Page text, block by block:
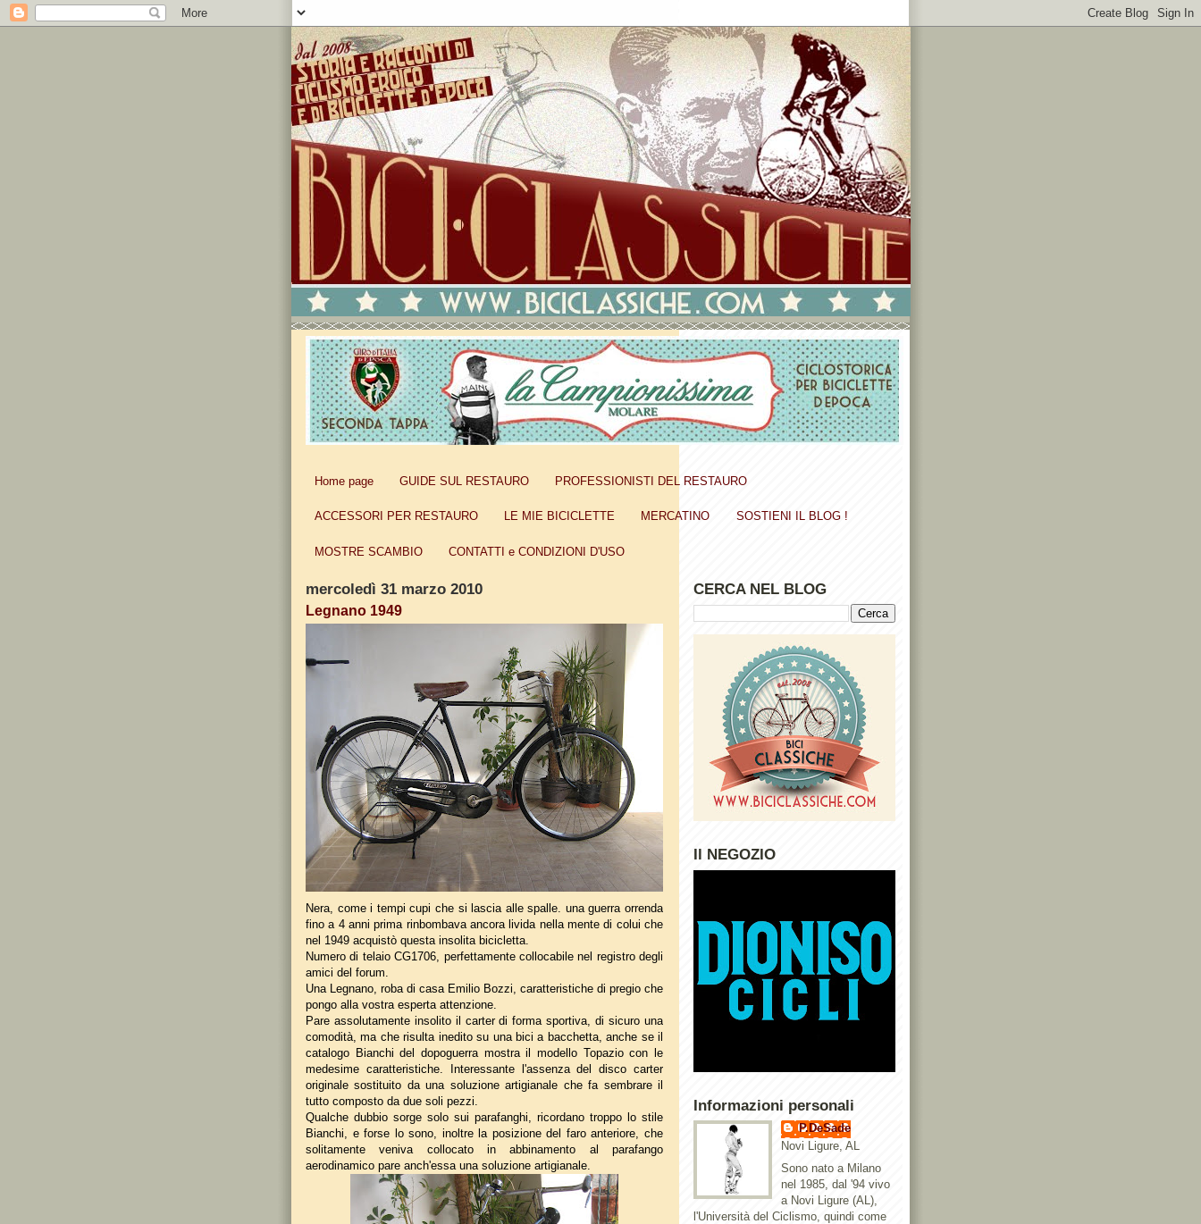
Home page GUIDE SUL RESTAURO PROFESSIONISTI DEL RESTAURO
ACCESSORI PER RESTAURO LE MIE BICICLETTE MERCATINO SOSTIENI IL BLOG !
MOSTRE SCAMBIO CONTATTI e CONDIZIONI D'USO
mercoledì 31 marzo 2010
Legnano 1949
Nera, come i tempi cupi che si lascia alle spalle. una guerra orrenda
fino a 4 anni prima rinbombava ancora livida nella mente di colui che
nel 1949 acquistò questa insolita bicicletta.
Numero di telaio CG1706, perfettamente collocabile nel registro degli
amici del forum.
Una Legnano, roba di casa Emilio Bozzi, caratteristiche di pregio che
pongo alla vostra esperta attenzione.
Pare assolutamente insolito il carter di forma sportiva, di sicuro una
comodità, ma che risulta inedito su una bici a bacchetta, anche se il
catalogo Bianchi del dopoguerra mostra il modello Topazio con le
medesime caratteristiche. Interessante l'assenza del disco carter
originale sostituito da una soluzione artigianale che fa sembrare il
tutto composto da due soli pezzi.
Qualche dubbio sorge solo sui parafanghi, ricordano troppo lo stile
Bianchi, e forse lo sono, inoltre la posizione del faro anteriore, che
solitamente veniva collocato in abbinamento al parafango
aerodinamico pare anch'essa una soluzione artigianale.
CERCA NEL BLOG
Il NEGOZIO
Informazioni personali
P.DeSade
Novi Ligure, AL
Sono nato a Milano
nel 1985, dal '94 vivo
a Novi Ligure (AL),
l'Università del Ciclismo, quindi come